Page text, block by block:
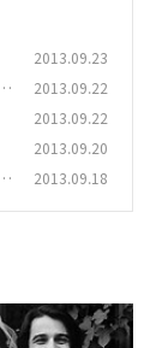
2013.09.23
2013.09.22
2013.09.22
2013.09.20
2013.09.18